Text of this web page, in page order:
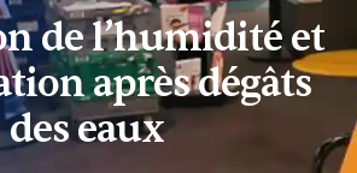
de l’humidité et
après dégâts
des eaux